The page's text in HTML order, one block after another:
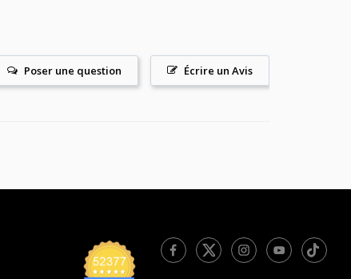
Écrire un Avis
Poser une question